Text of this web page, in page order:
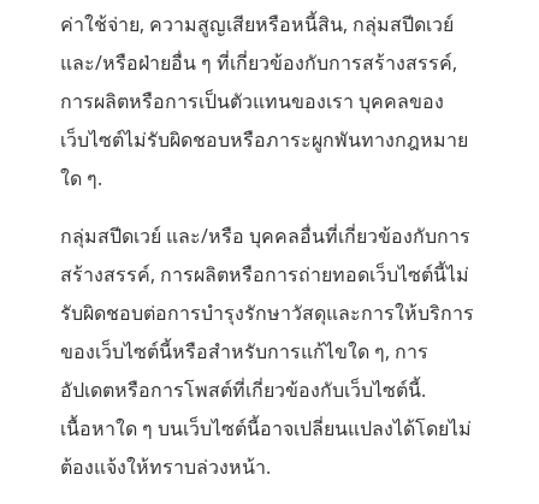
ค่าใช้จ่าย, ความสูญเสียหรือหนี้สิน, กลุ่มสปีดเวย์
และ/หรือฝ่ายอื่น ๆ ที่เกี่ยวข้องกับการสร้างสรรค์,
การผลิตหรือการเป็นตัวแทนของเรา บุคคลของ
เว็บไซต์ไม่รับผิดชอบหรือภาระผูกพันทางกฎหมาย
ใด ๆ.
กลุ่มสปีดเวย์ และ/หรือ บุคคลอื่นที่เกี่ยวข้องกับการ
สร้างสรรค์, การผลิตหรือการถ่ายทอดเว็บไซต์นี้ไม่
รับผิดชอบต่อการบำรุงรักษาวัสดุและการให้บริการ
ของเว็บไซต์นี้หรือสำหรับการแก้ไขใด ๆ, การ
อัปเดตหรือการโพสต์ที่เกี่ยวข้องกับเว็บไซต์นี้.
เนื้อหาใด ๆ บนเว็บไซต์นี้อาจเปลี่ยนแปลงได้โดยไม่
ต้องแจ้งให้ทราบล่วงหน้า.